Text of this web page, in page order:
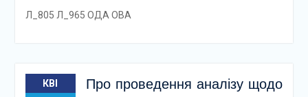
Л_805 Л_965 ОДА ОВА
КВІ Про проведення аналізу щодо